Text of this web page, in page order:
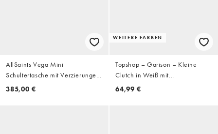
AllSaints Vega Mini
Schultertasche mit Verzierungen
in Schwarz/Silber
385,00 €
WEITERE FARBEN
Topshop – Garison – Kleine
Clutch in Weiß mit
Perlenverzierung
64,99 €